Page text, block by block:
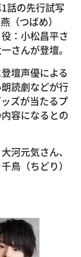
話の先行試写
（つばめ）
：小松昌平さ
さんが登壇。
壇声優による
読劇などが行
ズが当たるプ
容になるとの
河元気さん、
鳥（ちどり）